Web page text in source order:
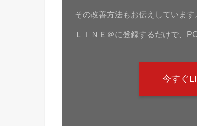
その改善方法もお伝えしています
ＬＩＮＥ＠に登録するだけで、
今すぐ